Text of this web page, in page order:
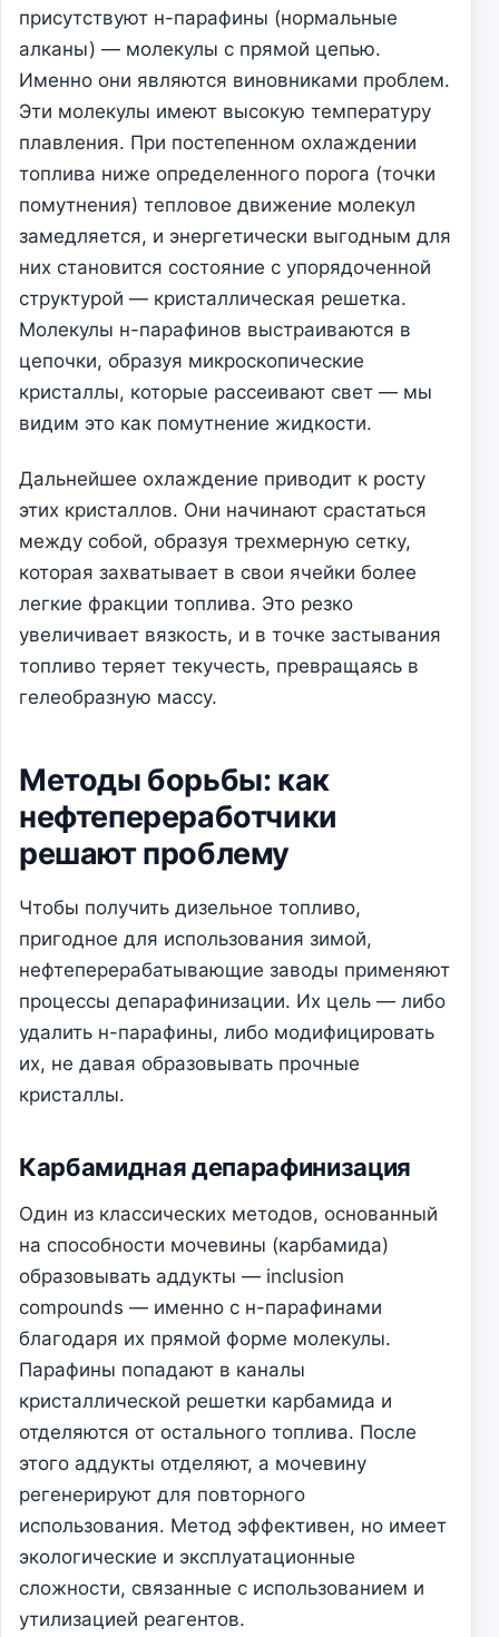
присутствуют н-парафины (нормальные
алканы) — молекулы с прямой цепью.
Именно они являются виновниками проблем.
Эти молекулы имеют высокую температуру
плавления. При постепенном охлаждении
топлива ниже определенного порога (точки
помутнения) тепловое движение молекул
замедляется, и энергетически выгодным для
них становится состояние с упорядоченной
структурой — кристаллическая решетка.
Молекулы н-парафинов выстраиваются в
цепочки, образуя микроскопические
кристаллы, которые рассеивают свет — мы
видим это как помутнение жидкости.
Дальнейшее охлаждение приводит к росту
этих кристаллов. Они начинают срастаться
между собой, образуя трехмерную сетку,
которая захватывает в свои ячейки более
легкие фракции топлива. Это резко
увеличивает вязкость, и в точке застывания
топливо теряет текучесть, превращаясь в
гелеобразную массу.
Методы борьбы: как
нефтепереработчики
решают проблему
Чтобы получить дизельное топливо,
пригодное для использования зимой,
нефтеперерабатывающие заводы применяют
процессы депарафинизации. Их цель — либо
удалить н-парафины, либо модифицировать
их, не давая образовывать прочные
кристаллы.
Карбамидная депарафинизация
Один из классических методов, основанный
на способности мочевины (карбамида)
образовывать аддукты — inclusion
compounds — именно с н-парафинами
благодаря их прямой форме молекулы.
Парафины попадают в каналы
кристаллической решетки карбамида и
отделяются от остального топлива. После
этого аддукты отделяют, а мочевину
регенерируют для повторного
использования. Метод эффективен, но имеет
экологические и эксплуатационные
сложности, связанные с использованием и
утилизацией реагентов.